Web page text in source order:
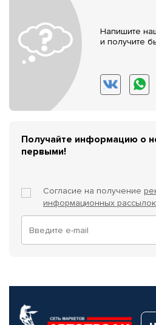
Напишите
и получите
Получайте информацию о
первыми!
Согласие на получение
информационных рассылок